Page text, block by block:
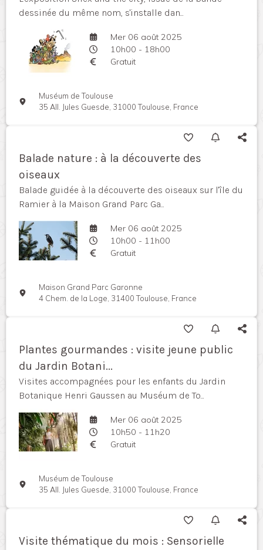
dessinée du même nom, s'installe dan...
Mer 06 août 2025
10h00 - 18h00
Gratuit
Muséum de Toulouse
35 All. Jules Guesde, 31000 Toulouse, France
Balade nature : à la découverte des
oiseaux
Balade guidée à la découverte des oiseaux sur l'île du
Ramier à la Maison Grand Parc Ga...
Mer 06 août 2025
10h00 - 11h00
Gratuit
Maison Grand Parc Garonne
4 Chem. de la Loge, 31400 Toulouse, France
Plantes gourmandes : visite jeune public
du Jardin Botani...
Visites accompagnées pour les enfants du Jardin
Botanique Henri Gaussen au Muséum de To...
Mer 06 août 2025
10h50 - 11h20
Gratuit
Muséum de Toulouse
35 All. Jules Guesde, 31000 Toulouse, France
Visite thématique du mois : Sensorielle